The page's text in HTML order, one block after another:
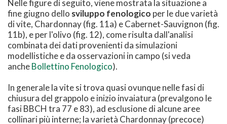
Nelle figure di seguito, viene mostrata la situazione a
fine giugno dello sviluppo fenologico per le due varietà
di vite, Chardonnay (fig. 11a) e Cabernet-Sauvignon (fig.
11b), e per l'olivo (fig. 12), come risulta dall'analisi
combinata dei dati provenienti da simulazioni
modellistiche e da osservazioni in campo (si veda
ancheBollettino Fenologico).
In generale la vite si trova quasi ovunque nelle fasi di
chiusura del grappolo e inizio invaiatura (prevalgono le
fasi BBCH tra 77 e 83), ad esclusione di alcune aree
collinari più interne; la varietà Chardonnay (precoce)